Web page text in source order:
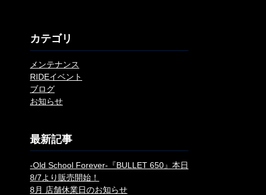
カテゴリ
メンテナンス
RIDEイベント
ブログ
お知らせ
最新記事
-Old School Forever-『BULLET 650』本日
8/7より販売開始！
8月 店舗休業日のお知らせ